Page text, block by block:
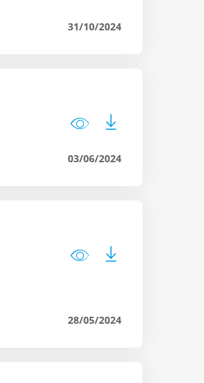
31/10/2024
03/06/2024
28/05/2024